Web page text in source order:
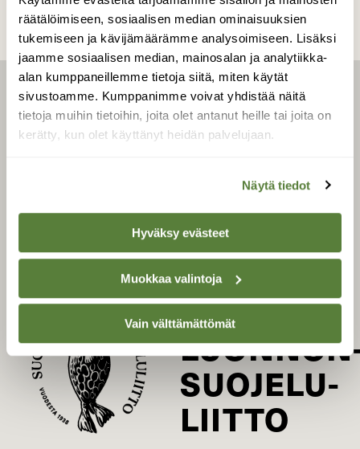
räätälöimiseen, sosiaalisen median ominaisuuksien
tukemiseen ja kävijämäärämme analysoimiseen. Lisäksi
jaamme sosiaalisen median, mainosalan ja analytiikka-
alan kumppaneillemme tietoja siitä, miten käytät
sivustoamme. Kumppanimme voivat yhdistää näitä
tietoja muihin tietoihin, joita olet antanut heille tai joita on
kerätty, kun olet käyttänyt heidän palvelujaan.
Näytä tiedot
Hyväksy evästeet
Muokkaa valintoja
Vain välttämättömät
LEHTI
Tilaa Suomen Luonto
Äänestä parasta juttua
SUOMEN
SUOJELU­
LIITTO